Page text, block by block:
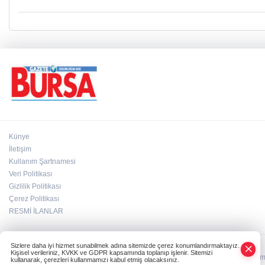
Künye
İletişim
Kullanım Şartnamesi
Veri Politikası
Gizlilik Politikası
Çerez Politikası
RESMİ İLANLAR
HABER YAZILIMIve TURKTICARET.NET projesidir Copyright© 2006-2026 Tüm
Sizlere daha iyi hizmet sunabilmek adına sitemizde çerez konumlandırmaktayız.
Kişisel verileriniz, KVKK ve GDPR kapsamında toplanıp işlenir. Sitemizi
kullanarak, çerezleri kullanmamızı kabul etmiş olacaksınız.